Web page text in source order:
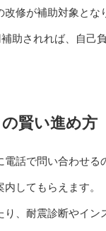
修が補助対象と
助されれば、自己
賢い進め方
話で問い合わせ
してもらえます。
、耐震診断やイ